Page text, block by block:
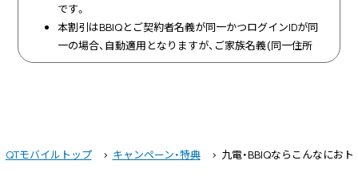
です。
本割引はBBIQとご契約者名義が同一かつログインIDが同
一の場合、自動適用となりますが、ご家族名義(同一住所
に限ります)の場合はお申込みが必要です。
QTモバイルトップ キャンペーン・特典 九電・BBIQならこんなにおト